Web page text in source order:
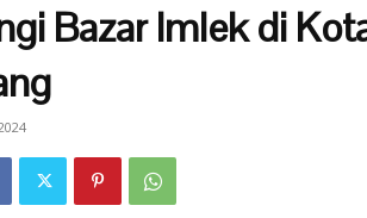
Bazar Imlek di